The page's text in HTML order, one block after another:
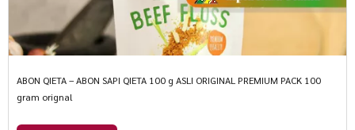
ABON QIETA – ABON SAPI QIETA 100 g ASLI ORIGINAL PREMIUM PACK 100
gram orignal